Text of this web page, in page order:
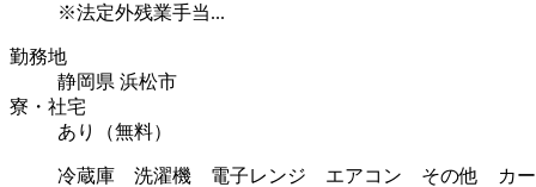
※法定外残業手当...
勤務地
静岡県 浜松市
寮・社宅
あり（無料）
冷蔵庫 洗濯機 電子レンジ エアコン その他 カー